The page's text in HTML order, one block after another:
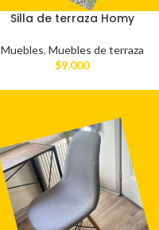
Silla de terraza Homy
Muebles, Muebles de terraza
$9.000